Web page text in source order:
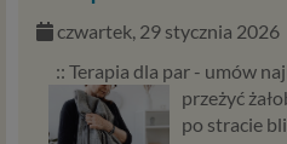
czwartek, 29 stycznia 2026
:: Terapia dla par - umów
przeżyć
po stracie
personalizowania
pomagają poprawić jakość
stronach i w aplikacjach.
możemy zapewnić Ci lepszą